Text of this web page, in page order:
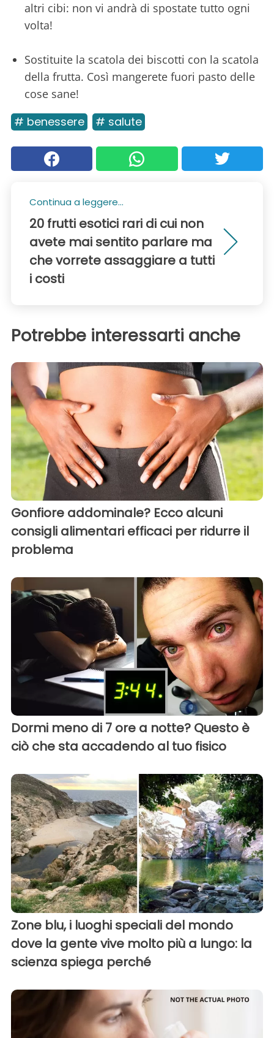
altri cibi: non vi andrà di spostate tutto ogni
volta!
Sostituite la scatola dei biscotti con la scatola
della frutta. Così mangerete fuori pasto delle
cose sane!
# benessere # salute
Continua a leggere...
20 frutti esotici rari di cui non
avete mai sentito parlare ma
che vorrete assaggiare a tutti
i costi
Potrebbe interessarti anche
Gonfiore addominale? Ecco alcuni
consigli alimentari efficaci per ridurre il
problema
Dormi meno di 7 ore a notte? Questo è
ciò che sta accadendo al tuo fisico
Zone blu, i luoghi speciali del mondo
dove la gente vive molto più a lungo: la
scienza spiega perché